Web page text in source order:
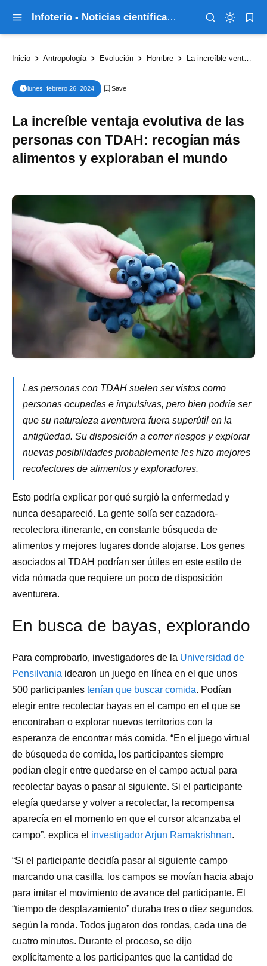
Infoterio - Noticias científicas que explican el mundo
Inicio Antropología Evolución Hombre La increíble ventaja evolutiva de las personas con TDAH: recogían más alimentos y exploraban el mundo
lunes, febrero 26, 2024
La increíble ventaja evolutiva de las
personas con TDAH: recogían más
alimentos y exploraban el mundo
Las personas con TDAH suelen ser vistos como
personas ocupadas e impulsivas, pero bien podría ser
que su naturaleza aventurera fuera superútil en la
antigüedad. Su disposición a correr riesgos y explorar
nuevas posibilidades probablemente les hizo mejores
recolectores de alimentos y exploradores.
Esto podría explicar por qué surgió la enfermedad y
nunca desapareció. La gente solía ser cazadora-
recolectora itinerante, en constante búsqueda de
alimentos y mejores lugares donde alojarse. Los genes
asociados al TDAH podrían ser útiles en este estilo de
vida nómada que requiere un poco de disposición
aventurera.
En busca de bayas, explorando
Para comprobarlo, investigadores de la Universidad de
Pensilvania idearon un juego en línea en el que unos
500 participantes tenían que buscar comida. Podían
elegir entre recolectar bayas en el campo en el que se
encontraban o explorar nuevos territorios con la
esperanza de encontrar más comida. “En el juego virtual
de búsqueda de comida, los participantes siempre
podían elegir entre quedarse en el campo actual para
recolectar bayas o pasar al siguiente. Si el participante
elegía quedarse y volver a recolectar, la recompensa
aparecía en el momento en que el cursor alcanzaba el
campo”, explica el investigador Arjun Ramakrishnan.
“Si el participante decidía pasar al siguiente campo
marcando una casilla, los campos se movían hacia abajo
para imitar el movimiento de avance del participante. El
“tiempo de desplazamiento” duraba tres o diez segundos,
según la ronda. Todos jugaron dos rondas, cada una de
cuatro minutos. Durante el proceso, se dijo
explícitamente a los participantes que la cantidad de